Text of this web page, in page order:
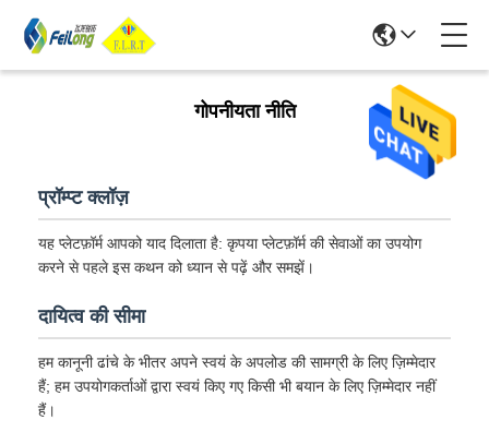
गोपनीयता नीति
प्रॉम्प्ट क्लॉज़
यह प्लेटफ़ॉर्म आपको याद दिलाता है: कृपया प्लेटफ़ॉर्म की सेवाओं का उपयोग
करने से पहले इस कथन को ध्यान से पढ़ें और समझें।
दायित्व की सीमा
हम कानूनी ढांचे के भीतर अपने स्वयं के अपलोड की सामग्री के लिए ज़िम्मेदार
हैं; हम उपयोगकर्ताओं द्वारा स्वयं किए गए किसी भी बयान के लिए ज़िम्मेदार नहीं
हैं।